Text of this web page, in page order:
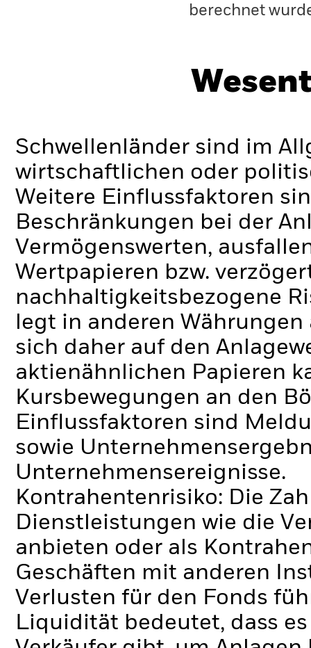
berechnet
Schwellenländer sind im
wirtschaftlichen oder
Weitere Einflussfaktoren
Beschränkungen bei der
Vermögenswerten,
Wertpapieren bzw.
nachhaltigkeitsbezogene
legt in anderen
sich daher auf den
aktienähnlichen Papieren
Kursbewegungen an den
Einflussfaktoren sind
sowie
Unternehmensereignisse.
Kontrahentenrisiko: Die
Dienstleistungen wie die
anbieten oder als
Geschäften mit anderen
Verlusten für den Fonds
Liquidität bedeutet, dass